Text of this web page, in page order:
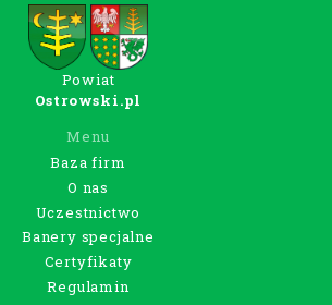
Powiat
Ostrowski.pl
Menu
Baza firm
O nas
Uczestnictwo
Banery specjalne
Certyfikaty
Regulamin